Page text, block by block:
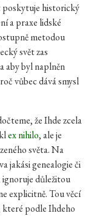
poskytuje historický
a praxe lidské
metodou
svět zas
aby byl naplněn
vůbec dává smysl
že Ihde zcela
ex nihilo, ale je
světa. Na
jakási genealogie či
ignoruje důležitou
explicitně. Tou věcí
podle Ihdeho